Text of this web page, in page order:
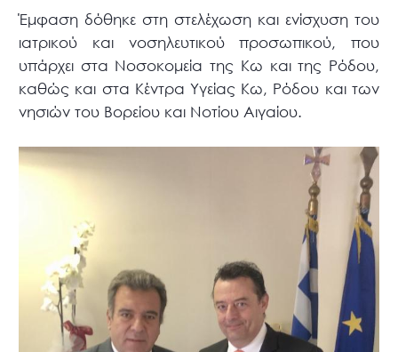
Έμφαση δόθηκε στη στελέχωση και ενίσχυση του
ιατρικού και νοσηλευτικού προσωπικού, που
υπάρχει στα Νοσοκομεία της Κω και της Ρόδου,
καθώς και στα Κέντρα Υγείας Κω, Ρόδου και των
νησιών του Βορείου και Νοτίου Αιγαίου.